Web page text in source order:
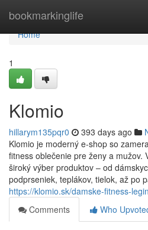
bookmarkinglife
Home
Home
1
Klomio
hillarym135pqr0 393 days ago
Klomio je moderný e-shop so
fitness oblečenie pre ženy a mužov.
široký výber produktov – od
podprseniek, teplákov, tielok, až po
https://klomio.sk/damske-fitness-
Comments
Who